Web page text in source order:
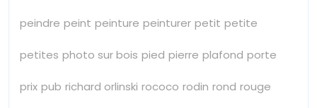
peindre peint peinture peinturer petit petite
petites photo sur bois pied pierre plafond porte
prix pub richard orlinski rococo rodin rond rouge